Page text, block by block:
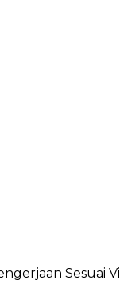
Sesuai